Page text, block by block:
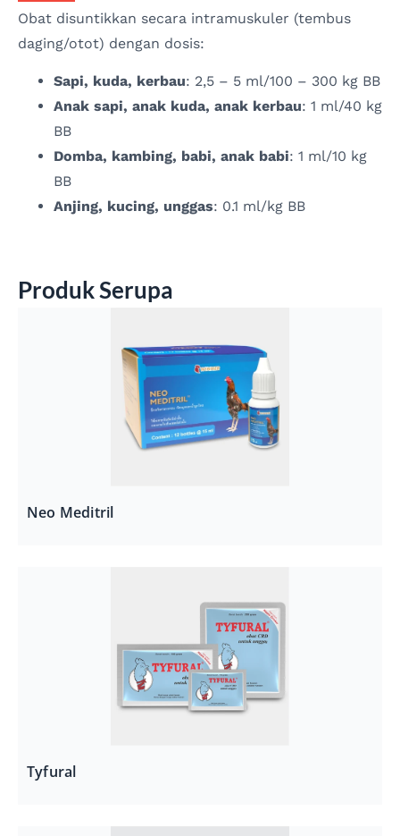
Obat disuntikkan secara intramuskuler (tembus
daging/otot) dengan dosis:
Sapi, kuda, kerbau: 2,5 – 5 ml/100 – 300 kg BB
Anak sapi, anak kuda, anak kerbau: 1 ml/40 kg
BB
Domba, kambing, babi, anak babi: 1 ml/10 kg
BB
Anjing, kucing, unggas: 0.1 ml/kg BB
Produk Serupa
Neo Meditril
Tyfural